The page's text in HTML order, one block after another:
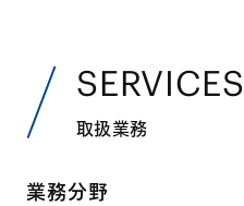
SERVICES
取扱業務
業務分野